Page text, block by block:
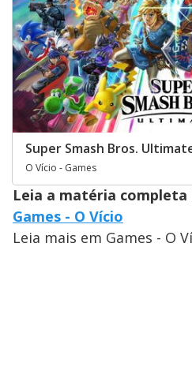
Super Smash Bros.
O Vício - Games
Leia a matéria completa
Games - O Vício
Leia mais em Games - O